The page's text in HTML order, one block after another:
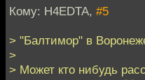
Кому: H4EDTA, #5
> "Балтимор" в
>
> Может кто нибудь